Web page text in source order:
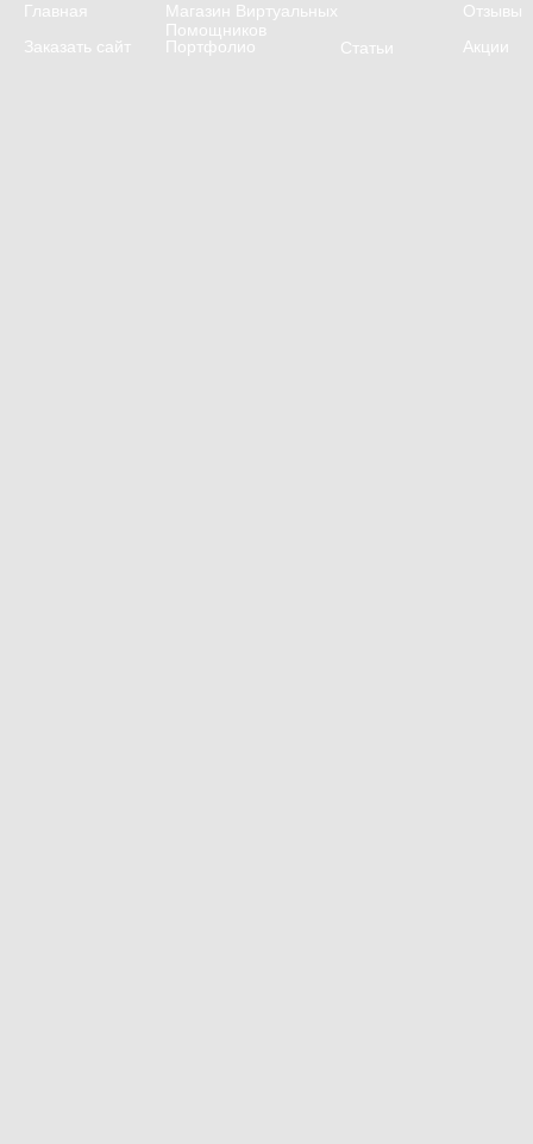
Главная
Магазин Виртуальных
Помощников
Отзывы
Заказать сайт
Портфолио Акции
Статьи